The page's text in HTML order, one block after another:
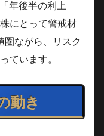
年後半の利上
にとって警戒材
圏ながら、リスク
ています。
動き